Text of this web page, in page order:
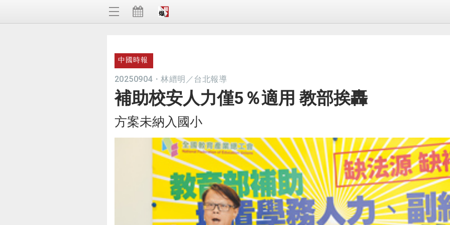
中國時報
20250904・ 林縉明／台北報導
補助校安人力僅5％適用 教部挨轟
方案未納入國小